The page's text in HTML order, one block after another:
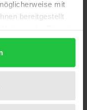
mit
bereitgestellt
Hierdurch
erstmals die
zu mobilisieren.
im
äußerst